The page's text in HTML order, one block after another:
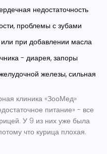
недостаточность
проблемы с зубами
при добавлении масла
- диарея, запоры
железы, сильная
клиника «ЗооМед»
питание» - все
У 9 из них уже была
что курица плохая.